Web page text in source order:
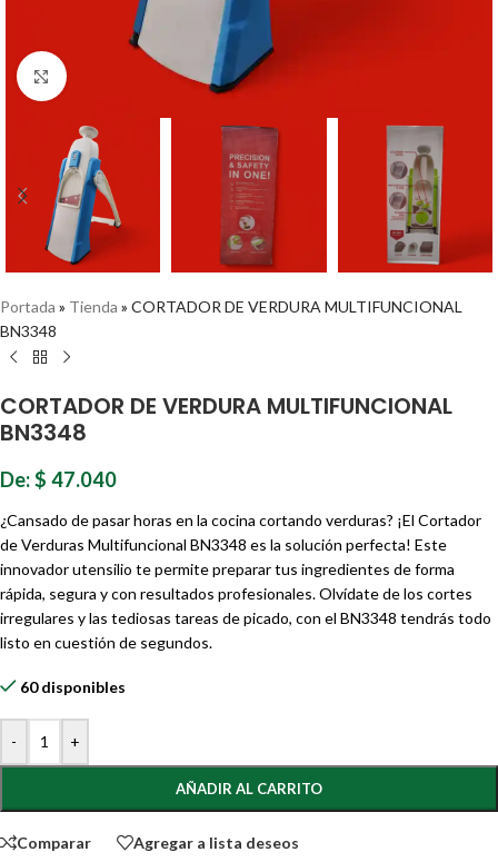
Haz clic para ampliar
Portada » Tienda » CORTADOR DE VERDURA MULTIFUNCIONAL
BN3348
CORTADOR DE VERDURA MULTIFUNCIONAL
BN3348
De:$ 47.040
¿Cansado de pasar horas en la cocina cortando verduras? ¡El Cortador
de Verduras Multifuncional BN3348 es la solución perfecta! Este
innovador utensilio te permite preparar tus ingredientes de forma
rápida, segura y con resultados profesionales. Olvídate de los cortes
irregulares y las tediosas tareas de picado, con el BN3348 tendrás todo
listo en cuestión de segundos.
60 disponibles
- +
AÑADIR AL CARRITO
Comparar Agregar a lista deseos